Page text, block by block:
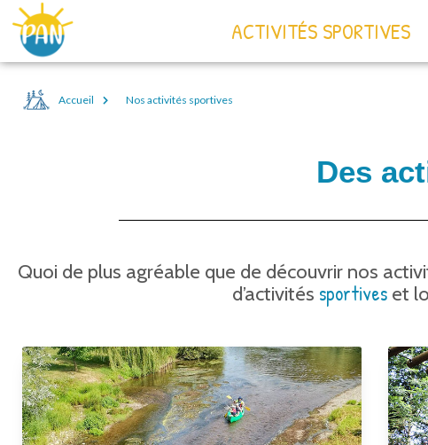
ACTIVITÉS SPORTIVES
Accueil Nos activités sportives
Des
Quoi de plus agréable que de découvrir nos
d’activités sportiveset